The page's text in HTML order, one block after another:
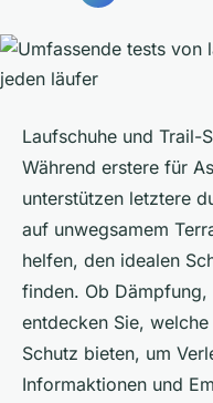
Laufschuhe und Trail-
Während erstere für
unterstützen letztere
auf unwegsamem
helfen, den idealen
finden. Ob
entdecken Sie,
Schutz bieten, um
Informaktionen und